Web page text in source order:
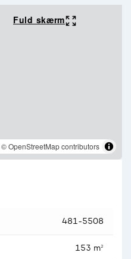
Fuld skærm
© OpenStreetMap contributors
481-5508
153 m²